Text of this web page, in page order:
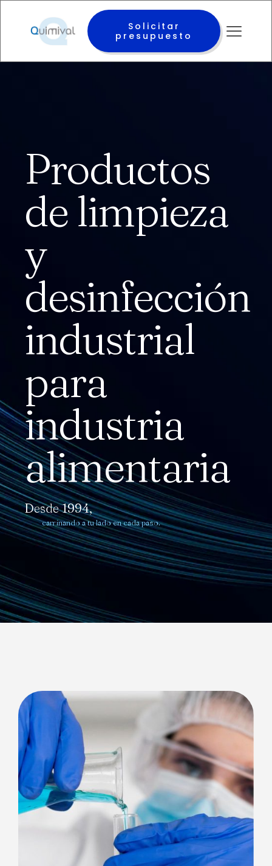
Solicitar
presupuesto
Productos
de limpieza
y
desinfección
industrial
para
industria
alimentaria
Desde 1994,
caminando a tu lado en cada paso.